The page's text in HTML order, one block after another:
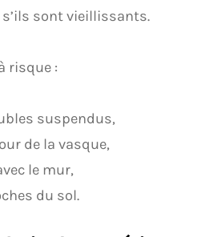
sont vieillissants.
risque :
suspendus,
de la vasque,
le mur,
du sol.